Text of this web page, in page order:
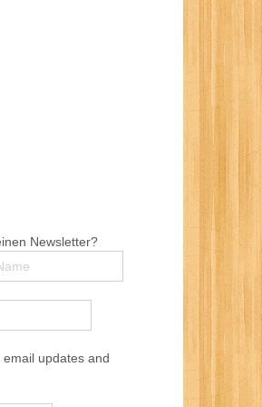
Newsletter?
updates and